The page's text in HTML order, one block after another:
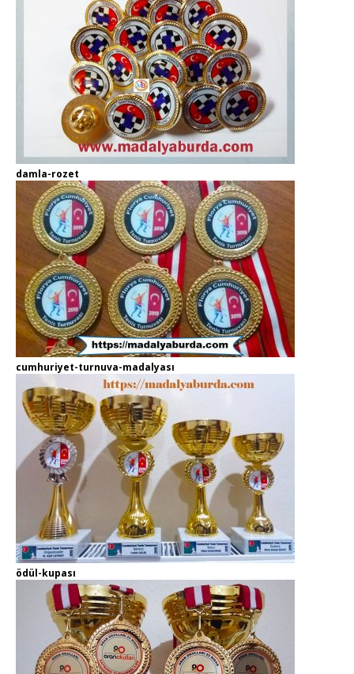
damla-rozet
cumhuriyet-turnuva-madalyası
ödül-kupası